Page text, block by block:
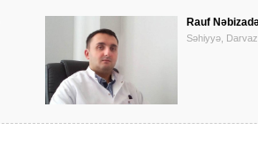
Rauf
Səhiyyə, Darvaz